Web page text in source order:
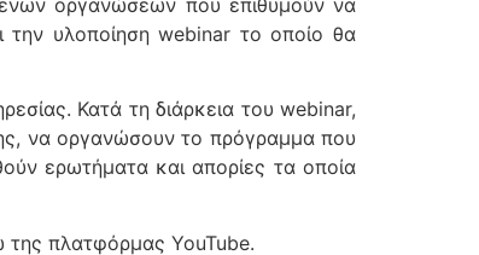
οργανώσεων που επιθυμούν να
την υλοποίηση webinar το οποίο θα
Κατά τη διάρκεια του webinar,
να οργανώσουν το πρόγραμμα που
ερωτήματα και απορίες τα οποία
της πλατφόρμας YouTube.